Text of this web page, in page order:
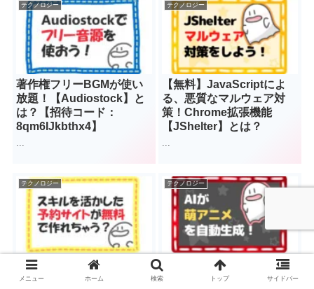
テクノロジー
著作権フリーBGMが使い
放題！【Audiostock】と
は？【招待コード：
8qm6IJkbthx4】
...
テクノロジー
【無料】JavaScriptによ
る、悪質なマルウェア対
策！Chrome拡張機能
【JShelter】とは？
...
テクノロジー
ネットで自分のスキルを販
売できる？！「予約サイ
テクノロジー
【美少女】アイコン画像を
「自動生成」してくれる
メニュー ホーム 検索 トップ サイドバー